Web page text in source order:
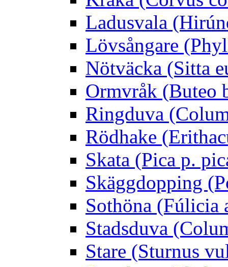
Ladusvala
Lövsångare
Nötväcka (Sitta
Ormvråk (Buteo
Ringduva
Rödhake
Skata (Pica p.
Skäggdopping
Sothöna (Fúlicia
Stadsduva
Stare (Sturnus